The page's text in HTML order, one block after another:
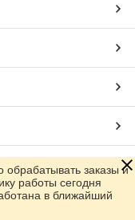
заказы и
работы сегодня
в ближайший